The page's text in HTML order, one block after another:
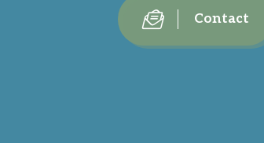
Contact